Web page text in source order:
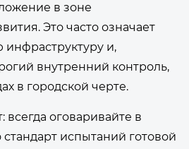
в зоне
Это часто означает
и,
внутренний контроль,
в городской черте.
всегда оговаривайте в
стандарт испытаний готовой